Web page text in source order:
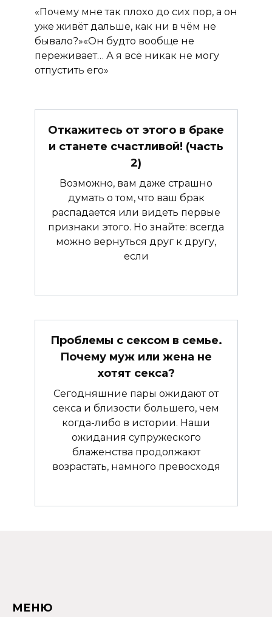
«Почему мне так плохо до сих пор, а он
уже живёт дальше, как ни в чём не
бывало?»«Он будто вообще не
переживает… А я всё никак не могу
отпустить его»
Откажитесь от этого в браке
и станете счастливой! (часть
2)
Возможно, вам даже страшно
думать о том, что ваш брак
распадается или видеть первые
признаки этого. Но знайте: всегда
можно вернуться друг к другу,
если
Проблемы с сексом в семье.
Почему муж или жена не
хотят секса?
Сегодняшние пары ожидают от
секса и близости большего, чем
когда-либо в истории. Наши
ожидания супружеского
блаженства продолжают
возрастать, намного превосходя
МЕНЮ